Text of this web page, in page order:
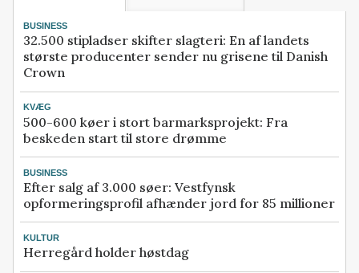
BUSINESS
32.500 stipladser skifter slagteri: En af landets
største producenter sender nu grisene til Danish
Crown
KVÆG
500-600 køer i stort barmarksprojekt: Fra
beskeden start til store drømme
BUSINESS
Efter salg af 3.000 søer: Vestfynsk
opformeringsprofil afhænder jord for 85 millioner
KULTUR
Herregård holder høstdag